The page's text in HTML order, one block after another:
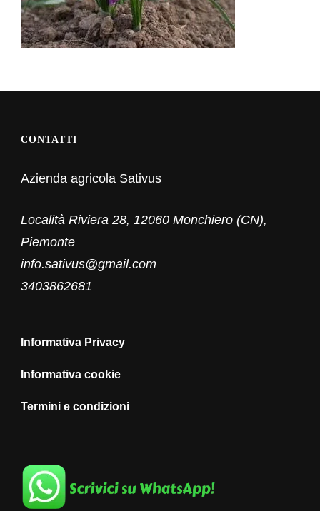
CONTATTI
Azienda agricola Sativus
Località Riviera 28, 12060 Monchiero (CN),
Piemonte
info.sativus@gmail.com
3403862681
Informativa Privacy
Informativa cookie
Termini e condizioni